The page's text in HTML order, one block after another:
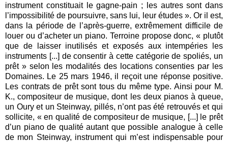
instrument constituait le gagne-pain ; les autres sont dans
l’impossibilité de poursuivre, sans lui, leur études ». Or il est,
dans la période de l’après-guerre, extrêmement difficile de
louer ou d’acheter un piano. Terroine propose donc, « plutôt
que de laisser inutilisés et exposés aux intempéries les
instruments [...] de consentir à cette catégorie de spoliés, un
prêt » selon les modalités des locations consenties par les
Domaines. Le 25 mars 1946, il reçoit une réponse positive.
Les contrats de prêt sont tous du même type. Ainsi pour M.
K., compositeur de musique, dont les deux pianos à queue,
un Oury et un Steinway, pillés, n’ont pas été retrouvés et qui
sollicite, « en qualité de compositeur de musique, [...] le prêt
d’un piano de qualité autant que possible analogue à celle
de mon Steinway, instrument qui m’est indispensable pour